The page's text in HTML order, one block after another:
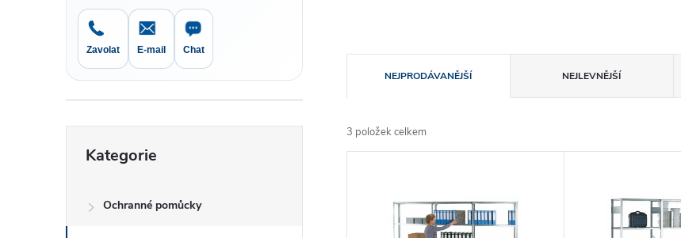
p
a
n
l
Zavolat E-mail Chat
kategorie
Kategorie
Ochranné pomůcky
a
z
NEJPRODÁVANĚJŠÍ NEJLEVNĚJŠÍ
3 položek celkem